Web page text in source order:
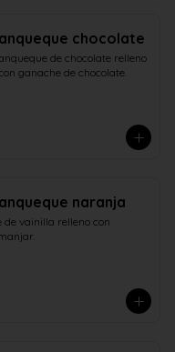
chocolate
de chocolate relleno
ganache de chocolate.
naranja
de vainilla relleno con